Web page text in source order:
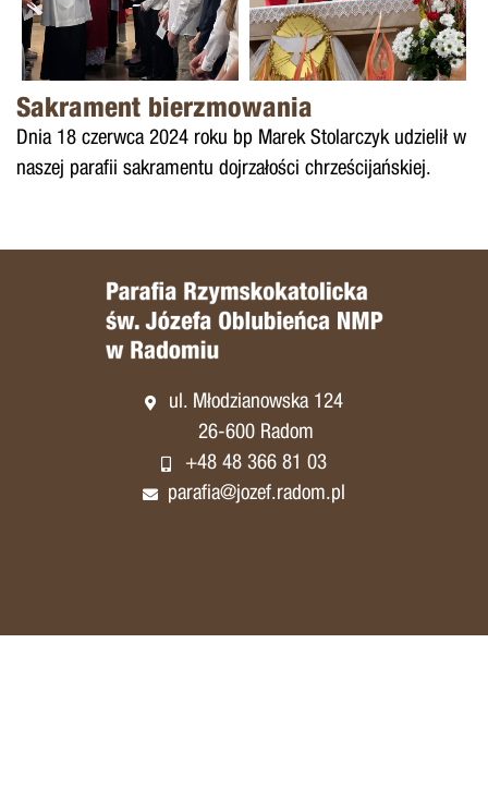
Sakrament bierzmowania
Dnia 18 czerwca 2024 roku bp Marek Stolarczyk udzielił w
naszej parafii sakramentu dojrzałości chrześcijańskiej.
ul. Młodzianowska 124
26-600 Radom
+48 48 366 81 03
parafia@jozef.radom.pl